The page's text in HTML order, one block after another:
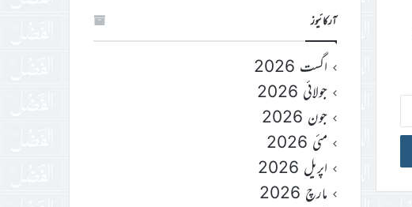
آرکائیوز
اگست 2026
جولائی 2026
جون 2026
مئی 2026
اپریل 2026
مارچ 2026